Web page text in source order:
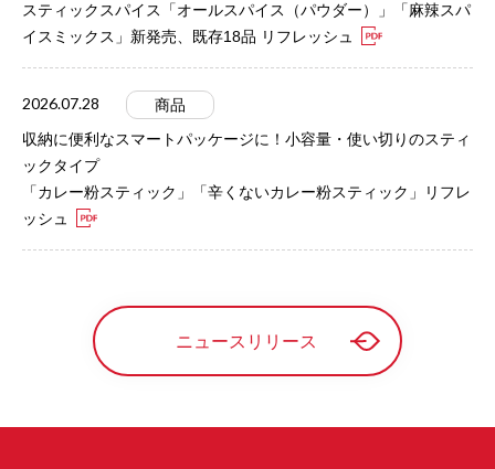
スティックスパイス「オールスパイス（パウダー）」「麻辣スパ
イスミックス」新発売、既存18品 リフレッシュ
2026.07.28
商品
収納に便利なスマートパッケージに！小容量・使い切りのスティ
ックタイプ
「カレー粉スティック」「辛くないカレー粉スティック」リフレ
ッシュ
ニュースリリース